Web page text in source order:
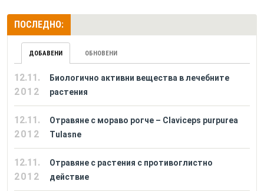
ПОСЛЕДНО:
ДОБАВЕНИ ОБНОВЕНИ
12.11.
2012
Биологично активни вещества в лечебните
растения
12.11.
2012
Отравяне с мораво рогче – Claviceps purpurea
Tulasne
12.11.
2012
Отравяне с растения с противоглистно
действие